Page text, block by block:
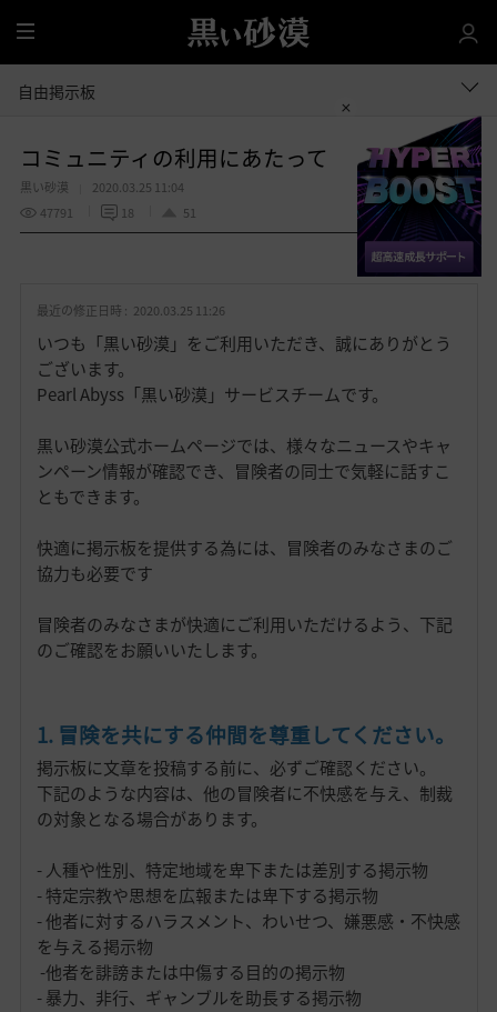
全
体
自由掲示板
コミュニティの利用にあたって
黒い砂漠
2020.03.25 11:04
47791
18 51
お
入
共有する
最近の修正日時 : 2020.03.25 11:26
いつも「黒い砂漠」をご利用いただき、誠にありがとう
ございます。
Pearl Abyss「黒い砂漠」サービスチームです。
黒い砂漠公式ホームページでは、様々なニュースやキャ
ンペーン情報が確認でき、冒険者の同士で気軽に話すこ
ともできます。
快適に掲示板を提供する為には、冒険者のみなさまのご
協力も必要です
冒険者のみなさまが快適にご利用いただけるよう、下記
のご確認をお願いいたします。
1. 冒険を共にする仲間を尊重してください。
掲示板に文章を投稿する前に、必ずご確認ください。
下記のような内容は、他の冒険者に不快感を与え、制裁
の対象となる場合があります。
- 人種や性別、特定地域を卑下または差別する掲示物
- 特定宗教や思想を広報または卑下する掲示物
- 他者に対するハラスメント、わいせつ、嫌悪感・不快感
を与える掲示物
-他者を誹謗または中傷する目的の掲示物
- 暴力、非行、ギャンブルを助長する掲示物